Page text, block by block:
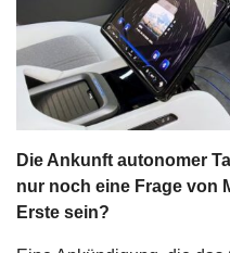
Die Ankunft autonomer
nur noch eine Frage von
Erste sein?